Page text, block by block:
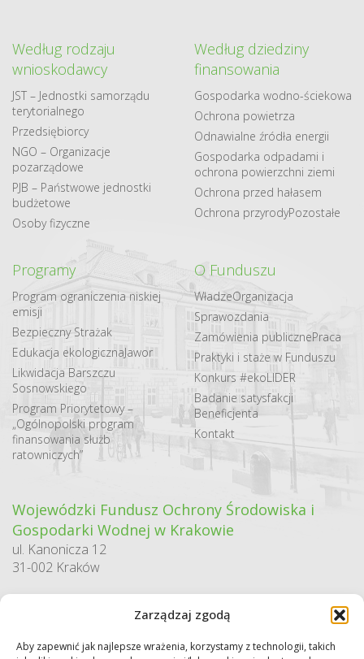
Zarządzaj zgodą
Aby zapewnić jak najlepsze wrażenia, korzystamy z technologii, takich
Według rodzaju
wnioskodawcy
JST – Jednostki samorządu
terytorialnego
Przedsiębiorcy
NGO – Organizacje
pozarządowe
PJB – Państwowe jednostki
budżetowe
Osoby fizyczne
Według dziedziny
finansowania
Gospodarka​ wodno​-ściekowa
Ochrona powietrza
Odnawialne​ źródła​ energii
Gospodarka odpadami i
ochrona powierzchni ziemi
Ochrona przed hałasem
Ochrona przyrodyPozostałe
Programy
Program ograniczenia niskiej
emisji
Bezpieczny Strażak
Edukacja ekologicznaJawor
Likwidacja Barszczu
Sosnowskiego
Program Priorytetowy –
„Ogólnopolski program
finansowania służb
ratowniczych”
O Funduszu
WładzeOrganizacja
Sprawozdania
Zamówienia publicznePraca
Praktyki i staże w Funduszu
Konkurs #ekoLIDER
Badanie satysfakcji
Beneficjenta
Kontakt
Wojewódzki Fundusz Ochrony Środowiska i
Gospodarki Wodnej w Krakowie
ul. Kanonicza 12
31-002 Kraków